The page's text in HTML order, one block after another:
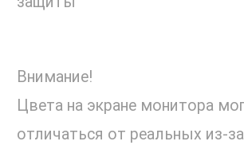
Внимание!
Цвета на экране монитора
отличаться от реальных из-за